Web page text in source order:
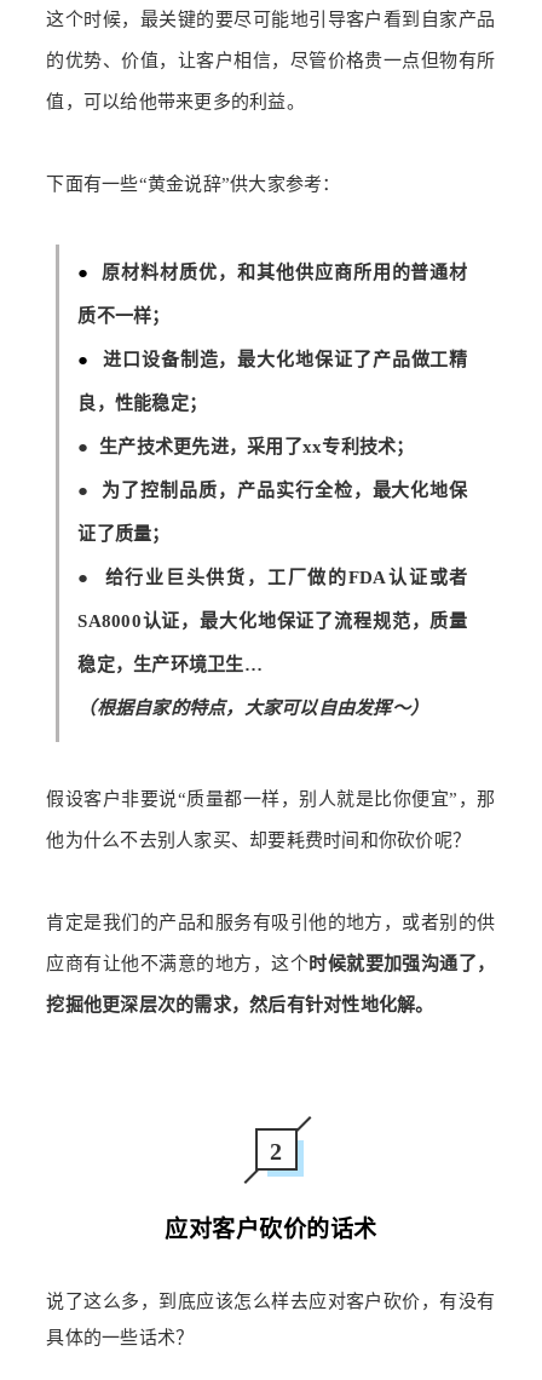
这个时候，最关键的要尽可能地引导客户看到自家产品
的优势、价值，让客户相信，尽管价格贵一点但物有所
值，可以给他带来更多的利益。
下面有一些“黄金说辞”供大家参考：
● 原材料材质优，和其他供应商所用的普通材
质不一样；
●进口设备制造，最大化地保证了产品做工精
良，性能稳定；
● 生产技术更先进，采用了xx专利技术；
● 为了控制品质，产品实行全检，最大化地保
证了质量；
● 给行业巨头供货，工厂做的FDA认证或者
SA8000认证，最大化地保证了流程规范，质量
稳定，生产环境卫生…
（根据自家的特点，大家可以自由发挥～）
假设客户非要说“质量都一样，别人就是比你便宜”，那
他为什么不去别人家买、却要耗费时间和你砍价呢？
肯定是我们的产品和服务有吸引他的地方，或者别的供
应商有让他不满意的地方，这个时候就要加强沟通了，
挖掘他更深层次的需求，然后有针对性地化解。
2
应对客户砍价的话术
说了这么多，到底应该怎么样去应对客户砍价，有没有
具体的一些话术？